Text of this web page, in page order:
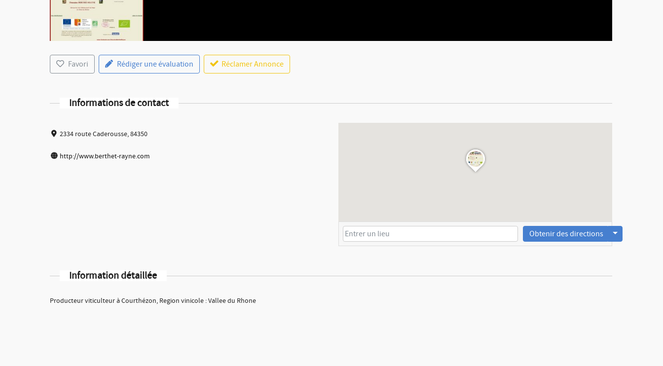
Favori Rédiger une évaluation Réclamer Annonce
Informations de contact
2334 route Caderousse, 84350
http://www.berthet-rayne.com
Obtenir des directions
Information détaillée
Producteur viticulteur à Courthézon, Region vinicole : Vallee du Rhone